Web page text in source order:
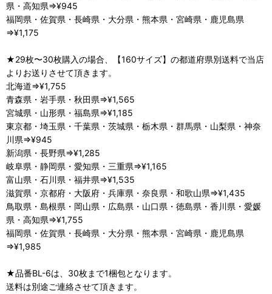
県・高知県⇒¥945
福岡県・佐賀県・長崎県・大分県・熊本県・宮崎県・鹿児島県
⇒¥1,175
★29枚〜30枚購入の場合、【160サイズ】の都道府県別送料で当店
よりお送りさせて頂きます。
北海道⇒¥1,755
青森県・岩手県・秋田県⇒¥1,565
宮城県・山形県・福島県⇒¥1,185
東京都・埼玉県・千葉県・茨城県・栃木県・群馬県・山梨県・神奈
川県⇒¥945
新潟県・長野県⇒¥1,285
岐阜県・静岡県・愛知県・三重県⇒¥1,165
富山県・石川県・福井県⇒¥1,535
滋賀県・京都府・大阪府・兵庫県・奈良県・和歌山県⇒¥1,435
鳥取県・島根県・岡山県・広島県・山口県・徳島県・香川県・愛媛
県・高知県⇒¥1,755
福岡県・佐賀県・長崎県・大分県・熊本県・宮崎県・鹿児島県
⇒¥1,985
★品番BL-6は、30枚まで1梱包となります。
送料は別途ご連絡させて頂きます。